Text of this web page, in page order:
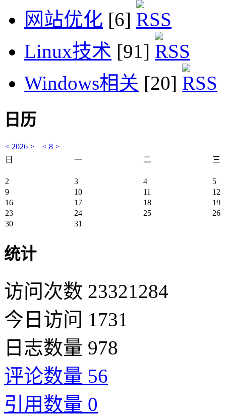
网站优化 [6]
Linux技术 [91]
Windows相关 [20]
日历
< 2026 > < 8 >
日
一 二 三
2 3 4
5
9
10 11
12
16
17 18
19
23
24 25
26
30
31
统计
访问次数 23321284
今日访问 1731
日志数量 978
评论数量 56
引用数量 0